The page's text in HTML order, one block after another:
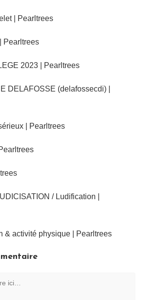
| Pearltrees
Pearltrees
2023 | Pearltrees
DELAFOSSE (delafossecdi) |
| Pearltrees
/ Ludification |
& activité physique | Pearltrees